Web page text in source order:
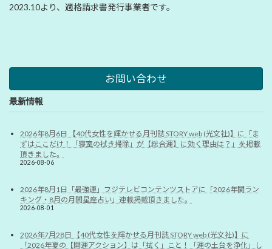
2023.10より、適格請求書発行事業者です。
お問い合わせ
最新情報
2026年8月6日 【40代女性を輝かせる月刊誌 STORY web (光文社)】に「ま
ずはここだけ！「寝室の拭き掃除」が【総合運】に効く理由は？」を掲載
頂きました。
2026-08-06
2026年8月1日「最強運」フジテレビコンテンツストアに「2026年間ラン
キング・8月の月間星座占い」連載掲載頂きました。
2026-08-01
2026年7月28日 【40代女性を輝かせる月刊誌 STORY web (光文社)】に
「2026年夏の【開運アクション】は「拭く」こと！「運の土台を浄化」し